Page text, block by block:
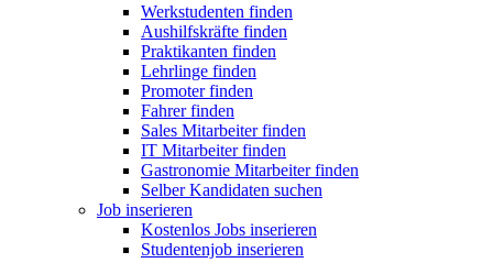
Werkstudenten finden
Aushilfskräfte finden
Praktikanten finden
Lehrlinge finden
Promoter finden
Fahrer finden
Sales Mitarbeiter finden
IT Mitarbeiter finden
Gastronomie Mitarbeiter finden
Selber Kandidaten suchen
Job inserieren
Kostenlos Jobs inserieren
Studentenjob inserieren